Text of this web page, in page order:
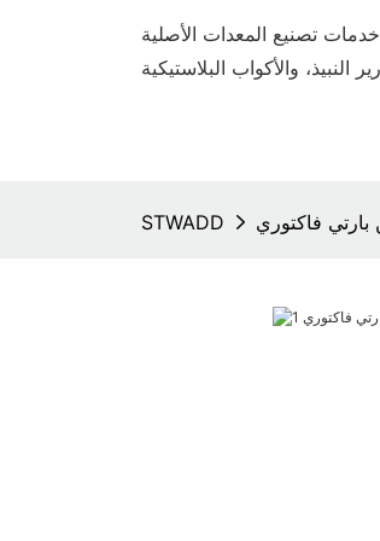
خدمات تصنيع المعدات الأصلية (OEM) وتصنيع التصميم الشخصي (ODM) المتميزة
النبيذ، والأكواب البلاستيكية
STWADD فاكتوري